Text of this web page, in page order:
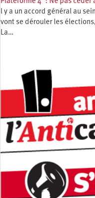
l y a un accord général au
vont se dérouler les
La…